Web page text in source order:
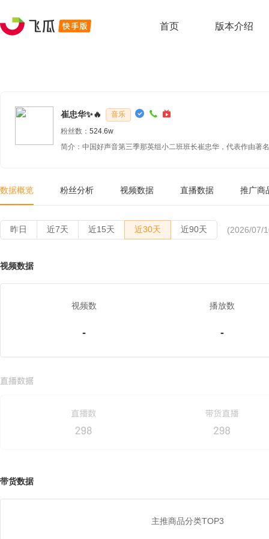
首页 版本介绍
崔忠华✨🔥
音乐
粉丝数： 524.6w
简介：中国好声音第三季那英组小二班班长崔忠华，代表作由
数据概览 粉丝分析 视频数据 直播数据 推广商
昨日 近7天 近15天 近30天 近90天 (2026/07/
视频数据
视频数
-
播放数
-
带货数据
主推商品分类TOP3